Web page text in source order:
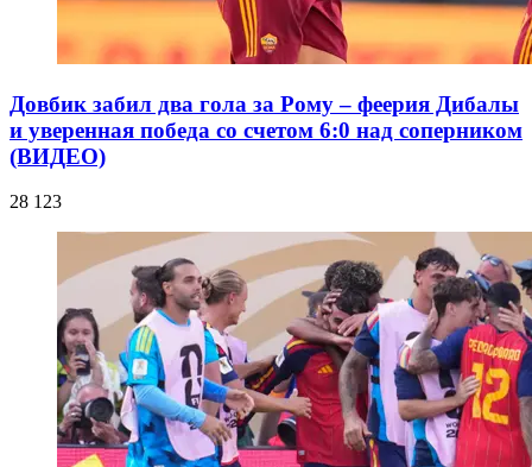
Довбик забил два гола за Рому – феерия Дибалы
и уверенная победа со счетом 6:0 над соперником
(ВИДЕО)
28 123